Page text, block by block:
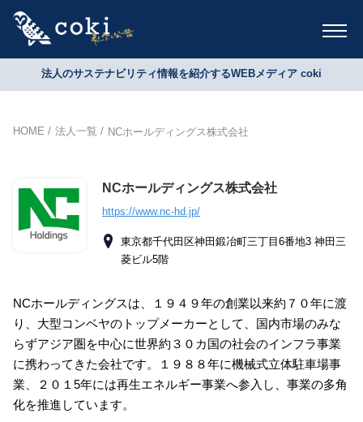
法人のサステナビリティ情報を紹介するWEBメディア coki
HOME 法人一覧 NCホールディングス株式会社
NCホールディングス株式会社
https://www.nc-hd.jp/
東京都千代田区神田鍛冶町三丁目6番地3 神田三
菱ビル5階
NCホールディングスは、１９４９年の創業以来約７０年に渡
り、大型コンベヤのトップメーカーとして、国内市場のみな
らずアジア圏を中心に世界約３０カ国の社会のインフラ事業
に携わってきた会社です。１９８８年に機械式立体駐車場事
業、２０１5年には再生エネルギー事業へ参入し、事業の多角
化を推進しています。